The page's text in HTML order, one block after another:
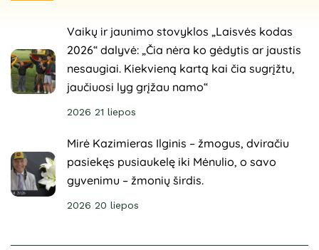
Vaikų ir jaunimo stovyklos „Laisvės kodas
2026“ dalyvė: „Čia nėra ko gėdytis ar jaustis
nesaugiai. Kiekvieną kartą kai čia sugrįžtu,
jaučiuosi lyg grįžau namo“
2026 21 liepos
Mirė Kazimieras Ilginis – žmogus, dviračiu
pasiekęs pusiaukelę iki Mėnulio, o savo
gyvenimu – žmonių širdis.
2026 20 liepos